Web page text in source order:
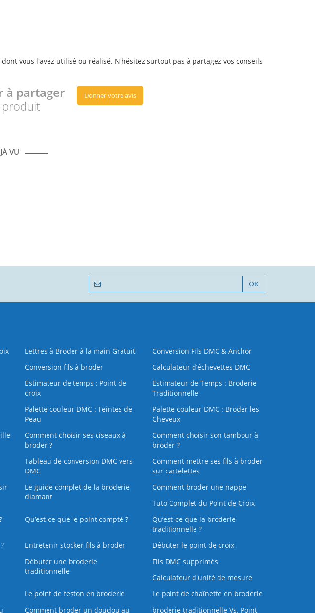
vous l'avez utilisé ou réalisé. N'hésitez surtout pas à partagez vos conseils
à partager
produit
Donner votre avis
VU
OK
Lettres à Broder à la main Gratuit
Conversion Fils DMC & Anchor
Conversion fils à broder
Calculateur d’échevettes DMC
Estimateur de temps : Point de
croix
Estimateur de Temps : Broderie
Traditionnelle
Palette couleur DMC : Teintes de
Peau
Palette couleur DMC : Broder les
Cheveux
Comment choisir ses ciseaux à
broder ?
Comment choisir son tambour à
broder ?
Tableau de conversion DMC vers
DMC
Comment mettre ses fils à broder
sur cartelettes
Le guide complet de la broderie
diamant
Comment broder une nappe
Tuto Complet du Point de Croix
Qu’est-ce que le point compté ?
Qu’est-ce que la broderie
traditionnelle ?
Entretenir stocker fils à broder
Débuter le point de croix
Débuter une broderie
traditionnelle
Fils DMC supprimés
Calculateur d'unité de mesure
Le point de feston en broderie
Le point de chaînette en broderie
Comment broder un doudou au broderie traditionnelle Vs. Point